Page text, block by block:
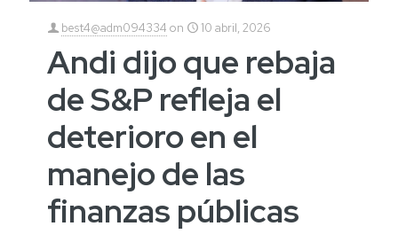
best4@adm094334 on 10 abril, 2026
Andi dijo que rebaja
de S&P refleja el
deterioro en el
manejo de las
finanzas públicas